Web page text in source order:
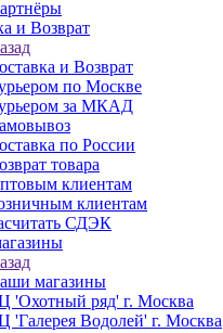
и Возврат
и Возврат
по Москве
за МКАД
по России
товара
клиентам
клиентам
СДЭК
магазины
'Охотный ряд' г. Москва
'Галерея Водолей' г. Москва